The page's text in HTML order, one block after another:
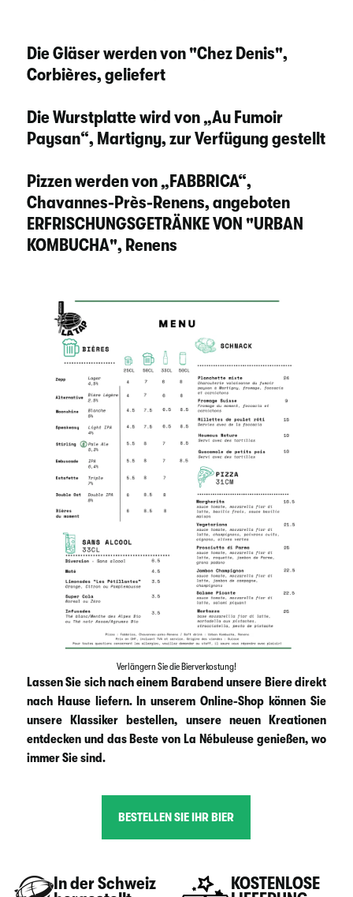
Die Gläser werden von "Chez Denis",
Corbières, geliefert
Die Wurstplatte wird von „Au Fumoir
Paysan“, Martigny, zur Verfügung gestellt
Pizzen werden von „FABBRICA“,
Chavannes-Près-Renens, angeboten
ERFRISCHUNGSGETRÄNKE VON "URBAN
KOMBUCHA", Renens
Verlängern Sie die Bierverkostung!
Lassen Sie sich nach einem Barabend unsere Biere direkt
nach Hause liefern. In unserem Online-Shop können Sie
unsere Klassiker bestellen, unsere neuen Kreationen
entdecken und das Beste von La Nébuleuse genießen, wo
immer Sie sind.
BESTELLEN SIE IHR BIER
In der Schweiz
KOSTENLOSE